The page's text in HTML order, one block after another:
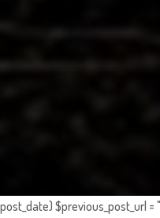
post_date) $previous_post_url